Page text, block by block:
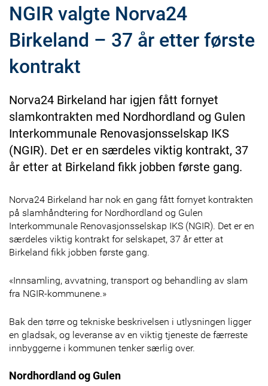
NGIR valgte Norva24
Birkeland – 37 år etter første
kontrakt
Norva24 Birkeland har igjen fått fornyet
slamkontrakten med Nordhordland og Gulen
Interkommunale Renovasjonsselskap IKS
(NGIR). Det er en særdeles viktig kontrakt, 37
år etter at Birkeland fikk jobben første gang.
Norva24 Birkeland har nok en gang fått fornyet kontrakten
på slamhåndtering for Nordhordland og Gulen
Interkommunale Renovasjonsselskap IKS (NGIR). Det er en
særdeles viktig kontrakt for selskapet, 37 år etter at
Birkeland fikk jobben første gang.
«Innsamling, avvatning, transport og behandling av slam
fra NGIR-kommunene.»
Bak den tørre og tekniske beskrivelsen i utlysningen ligger
en gladsak, og leveranse av en viktig tjeneste de færreste
innbyggerne i kommunen tenker særlig over.
Nordhordland og Gulen